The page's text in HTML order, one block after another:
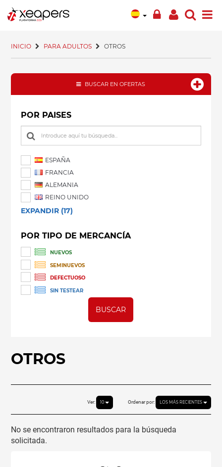
INICIO PARA ADULTOS OTROS
BUSCAR EN OFERTAS
POR PAISES
ESPAÑA
FRANCIA
ALEMANIA
REINO UNIDO
EXPANDIR (17)
POR TIPO DE MERCANCÍA
NUEVOS
SEMINUEVOS
DEFECTUOSO
SIN TESTEAR
BUSCAR
OTROS
Ordenar por: LOS MÁS RECIENTES
Ver: 10
No se encontraron resultados para la búsqueda
solicitada.